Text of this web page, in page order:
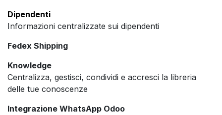
Dipendenti
Informazioni centralizzate sui dipendenti
Fedex Shipping
Knowledge
Centralizza, gestisci, condividi e accresci la libreria
delle tue conoscenze
Integrazione WhatsApp Odoo